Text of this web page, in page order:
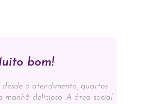
bom!
desde o atendimento, quartos
manhã delicioso. A área social